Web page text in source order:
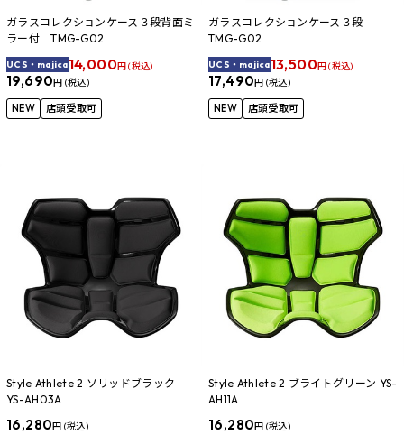
ガラスコレクションケース３段背面ミ
ラー付 TMG-G02
UCS・majica14,000円 (税込)
19,690円 (税込)
NEW 店頭受取可
ガラスコレクションケース３段
TMG-G02
UCS・majica13,500円 (税込)
17,490円 (税込)
NEW 店頭受取可
Style Athlete 2 ソリッドブラック
YS-AH03A
16,280円 (税込)
Style Athlete 2 ブライトグリーン YS-
AH11A
16,280円 (税込)